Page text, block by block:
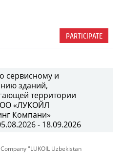
PARTICIPATE
сервисному и
зданий,
территории
«ЛУКОЙЛ
Компани»
- 18.09.2026
"LUKOIL Uzbekistan